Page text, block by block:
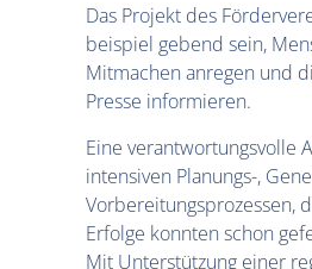
Das Projekt des
beispiel gebend sein,
Mitmachen anregen und
Presse informieren.
Eine verantwortungsvolle
intensiven Planungs-,
Vorbereitungsprozessen,
Erfolge konnten schon
Mit Unterstützung einer